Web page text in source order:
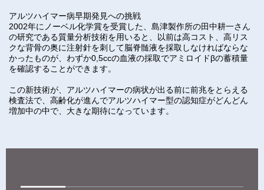
アルツハイマー病早期発見への挑戦
2002年にノーベル化学賞を受賞した、島津製作所の田中耕一さん
の研究である質量分析技術を用いると、以前は高コスト、高リス
クな背骨の奥に注射針を刺して脳脊髄液を採取しなければならな
かったものが、わずか0,5ccの血液の採取でアミロイドβの蓄積量
を確認することができます。
この新技術が、アルツハイマーの病状が出る前に前兆をとらえる
検査法で、高齢化が進んでアルツハイマー型の認知症がどんどん
増加中の中で、大きな期待になっています。